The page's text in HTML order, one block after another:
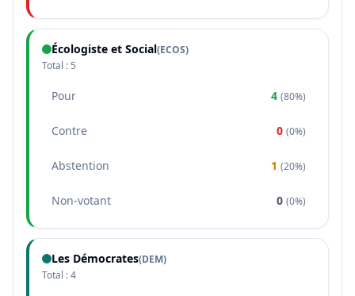
Écologiste et Social(ECOS)
Total : 5
Pour 4 (80%)
Contre 0 (0%)
Abstention 1 (20%)
Non-votant 0 (0%)
Les Démocrates(DEM)
Total :4